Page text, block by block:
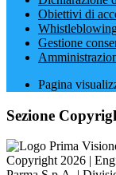
Obiettivi di
Gestione
Pagina
Sezione
Copyright 2026 |